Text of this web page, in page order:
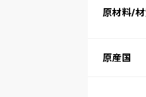
原材料/材
原産国